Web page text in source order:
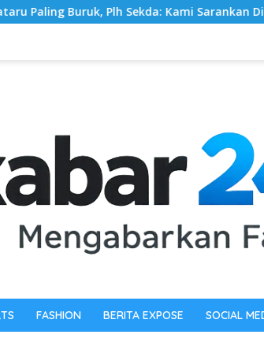
Kami Sarankan Dievaluasi
FASHION BERITA EXPOSE SOCIAL